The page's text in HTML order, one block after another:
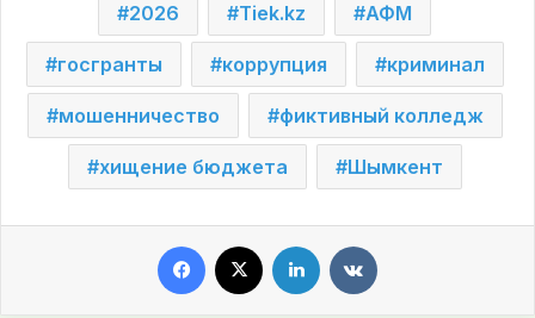
2026 Tiek.kz АФМ
госгранты коррупция криминал
мошенничество фиктивный колледж
хищение бюджета Шымкент